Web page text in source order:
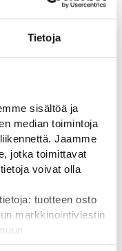
Tietoja
sisältöä ja
median toimintoja
Jaamme
jotka toimittavat
voivat olla
tuotteen osto
markkinointiviestin
käyttäjätilin